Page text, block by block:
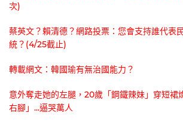
次)
蔡英文？賴清德？網路投票：您會支持誰代表
統？(4/25截止)
轉載網文：韓國瑜有無治國能力？
意外奪走她的左腿，20歲「鋼鐵辣妹」穿短裙
右腳」...逼哭萬人